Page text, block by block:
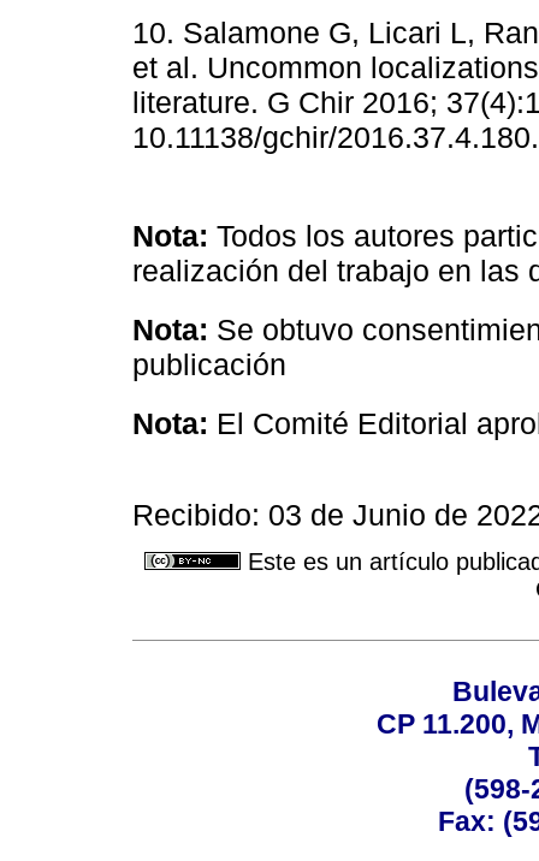
10. Salamone G, Licari L,
et al. Uncommon
literature. G Chir 2016;
10.11138/gchir/
Nota: Todos los autores
realización del trabajo en las
Nota: Se obtuvo
publicación
Nota: El Comité Editorial
Recibido: 03 de Junio de
Este es un artículo
CP 11.200,
(598-
Fax: